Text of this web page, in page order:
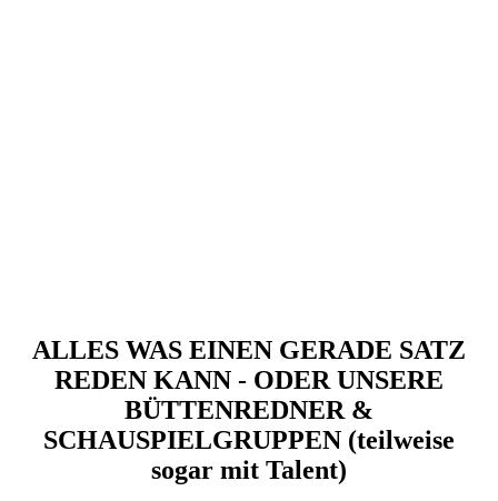
ALLES WAS EINEN GERADE SATZ
REDEN KANN - ODER UNSERE
BÜTTENREDNER &
SCHAUSPIELGRUPPEN (teilweise
sogar mit Talent)